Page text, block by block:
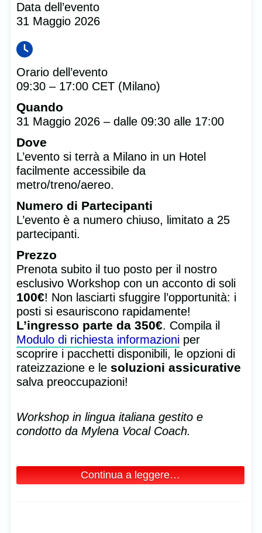
Data dell’evento
31 Maggio 2026
Orario dell’evento
09:30 – 17:00 CET (Milano)
Quando
31 Maggio 2026 – dalle 09:30 alle 17:00
Dove
L’evento si terrà a Milano in un Hotel
facilmente accessibile da
metro/treno/aereo.
Numero di Partecipanti
L’evento è a numero chiuso, limitato a 25
partecipanti.
Prezzo
Prenota subito il tuo posto per il nostro
esclusivo Workshop con un acconto di soli
100€! Non lasciarti sfuggire l’opportunità: i
posti si esauriscono rapidamente!
L’ingresso parte da 350€. Compila il
Modulo di richiesta informazioni per
scoprire i pacchetti disponibili, le opzioni di
rateizzazione e le soluzioni assicurative
salva preoccupazioni!
Workshop in lingua italiana gestito e
condotto da Mylena Vocal Coach.
Continua a leggere…